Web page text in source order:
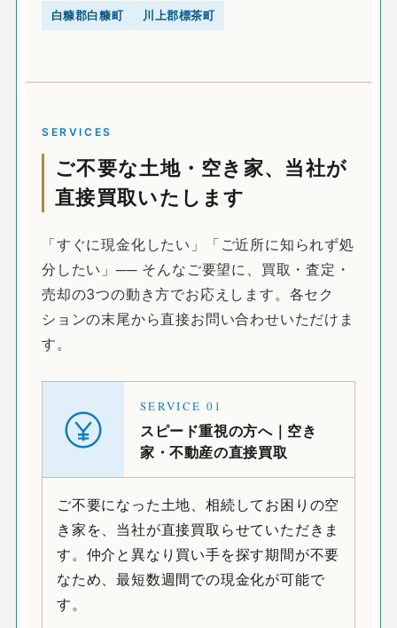
白糠郡白糠町 川上郡標茶町
SERVICES
ご不要な土地・空き家、当社が
直接買取いたします
「すぐに現金化したい」「ご近所に知られず処
分したい」── そんなご要望に、買取・査定・
売却の3つの動き方でお応えします。各セク
ションの末尾から直接お問い合わせいただけま
す。
SERVICE 01
スピード重視の方へ｜空き
家・不動産の直接買取
ご不要になった土地、相続してお困りの空
き家を、当社が直接買取らせていただきま
す。仲介と異なり買い手を探す期間が不要
なため、最短数週間での現金化が可能で
す。